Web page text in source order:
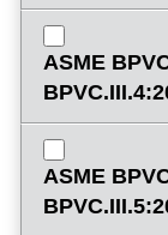
ASME
ASME